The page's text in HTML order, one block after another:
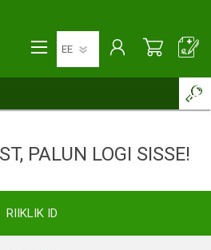
PALUN LOGI SISSE!
RIIKLIK ID